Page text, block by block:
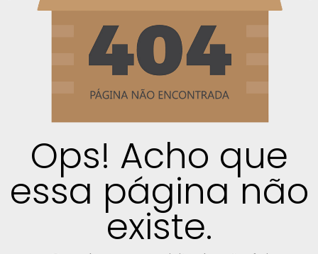
Ops! Acho que
essa página não
existe.